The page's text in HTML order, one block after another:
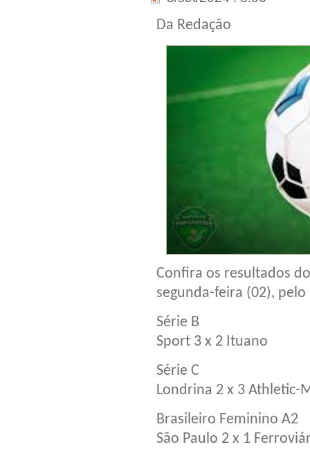
Da Redação
Confira os resultados
segunda-feira (02), pelo
Série B
Sport 3 x 2 Ituano
Série C
Londrina 2 x 3 Athletic-
Brasileiro Feminino A2
São Paulo 2 x 1